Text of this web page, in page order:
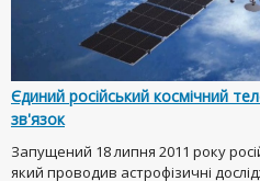
Єдиний російський космічний
зв'язок
Запущений 18 липня 2011 року
який проводив астрофізичні